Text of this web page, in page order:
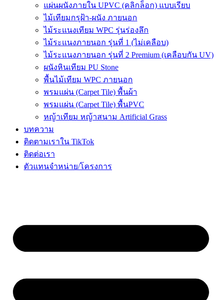
แผ่นผนังภายใน UPVC (คลิกล็อก) แบบเรียบ
ไม้เทียมกรุฝ้า-ผนัง ภายนอก
ไม้ระแนงเทียม WPC รุ่นร่องลึก
ไม้ระแนงภายนอก รุ่นที่ 1 (ไม่เคลือบ)
ไม้ระแนงภายนอก รุ่นที่ 2 Premium (เคลือบกัน UV)
ผนังหินเทียม PU Stone
พื้นไม้เทียม WPC ภายนอก
พรมแผ่น (Carpet Tile) พื้นผ้า
พรมแผ่น (Carpet Tile) พื้นPVC
หญ้าเทียม หญ้าสนาม Artificial Grass
บทความ
ติดตามเราใน TikTok
ติดต่อเรา
ตัวแทนจำหน่าย/โครงการ